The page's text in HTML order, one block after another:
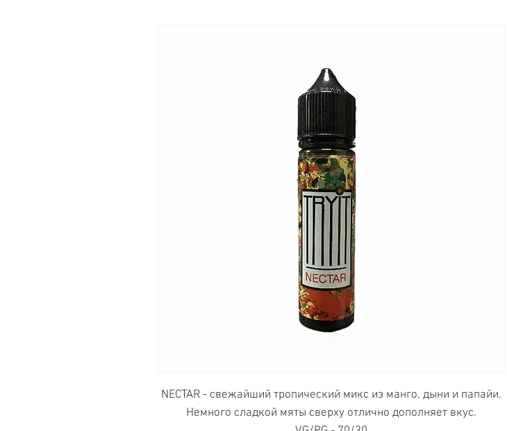
NECTAR - свежайший тропический микс из манго, дыни и папайи.
Немного сладкой мяты сверху отлично дополняет вкус.